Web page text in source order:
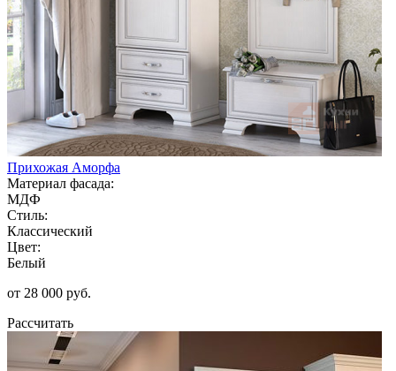
Прихожая Аморфа
Материал фасада:
МДФ
Стиль:
Классический
Цвет:
Белый
от 28 000 руб.
Рассчитать